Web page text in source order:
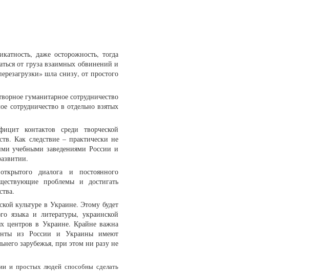
даже осторожность, тогда
от груза взаимных обвинений и
шла снизу, от простого
гуманитарное сотрудничество
сотрудничество в отдельно взятых
контактов среди творческой
Как следствие – практически не
учебными заведениями России и
диалога и постоянного
проблемы и достигать
культуре в Украине. Этому будет
языка и литературы, украинской
центров в Украине. Крайне важна
из России и Украины имеют
зарубежья, при этом ни разу не
и простых людей способны сделать